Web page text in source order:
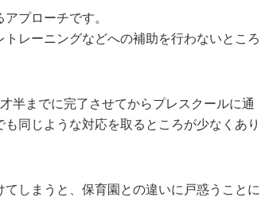
プローチです。
レーニングなどへの補助を行わないところ
半までに完了させてからプレスクールに通
同じような対応を取るところが少なくあり
しまうと、保育園との違いに戸惑うことに